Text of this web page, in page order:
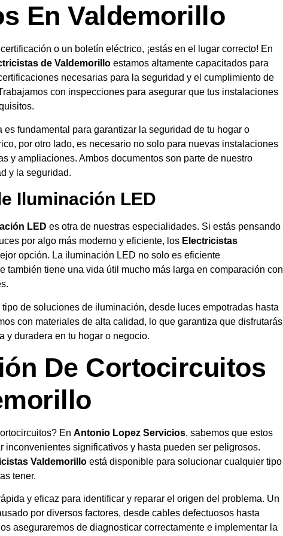
En Valdemorillo
o un boletín eléctrico, ¡estás en el lugar correcto! En
de Valdemorillo estamos altamente capacitados para
necesarias para la seguridad y el cumplimiento de
con inspecciones para asegurar que tus instalaciones
es fundamental para garantizar la seguridad de tu hogar o
por otro lado, es necesario no solo para nuevas instalaciones
y ampliaciones. Ambos documentos son parte de nuestro
y la seguridad.
Iluminación LED
LED es otra de nuestras especialidades. Si estás pensando
por algo más moderno y eficiente, los Electricistas
opción. La iluminación LED no solo es eficiente
también tiene una vida útil mucho más larga en comparación con
de soluciones de iluminación, desde luces empotradas hasta
con materiales de alta calidad, lo que garantiza que disfrutarás
y duradera en tu hogar o negocio.
De Cortocircuitos
En Antonio Lopez Servicios, sabemos que estos
inconvenientes significativos y hasta pueden ser peligrosos.
Valdemorillo está disponible para solucionar cualquier tipo
tener.
y eficaz para identificar y reparar el origen del problema. Un
por diversos factores, desde cables defectuosos hasta
aseguraremos de diagnosticar correctamente e implementar la